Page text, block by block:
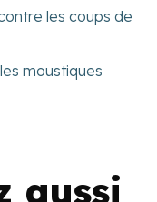
les coups de
moustiques
aussi